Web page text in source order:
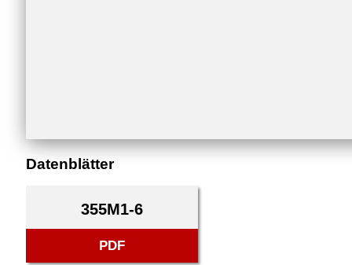
Datenblätter
355M1-6
PDF